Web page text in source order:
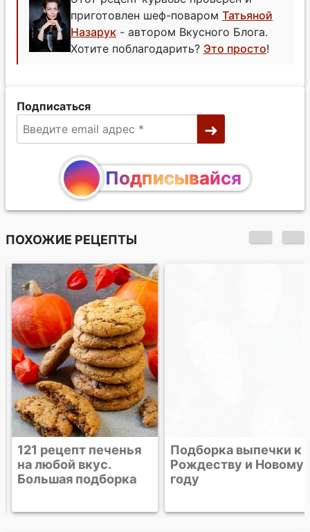
приготовлен шеф-поваром Татьяной
Назарук - автором Вкусного Блога.
Хотите поблагодарить? Это просто!
Подписаться
Подписывайся
ПОХОЖИЕ РЕЦЕПТЫ
121 рецепт печенья
на любой вкус.
Большая подборка
Подборка выпечки к
Рождеству и Новому
году